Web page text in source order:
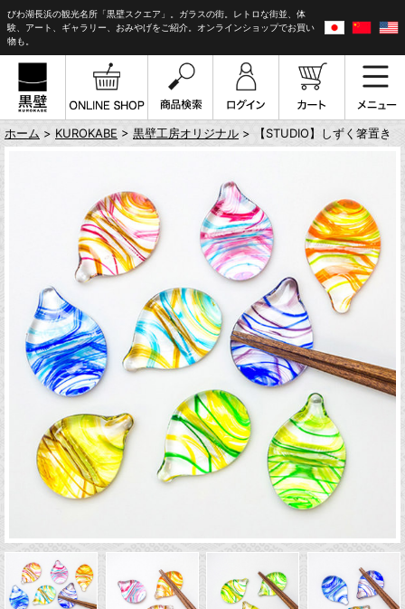
びわ湖長浜の観光名所「黒壁スクエア」。ガラスの街。レトロな街並、体
験、アート、ギャラリー、おみやげをご紹介。オンラインショップでお買い
物も。
ホーム > KUROKABE > 黒壁工房オリジナル > 【STUDIO】しずく箸置き